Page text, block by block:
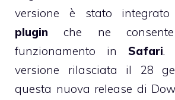
versione è stato
plugin che ne
funzionamento in Safari.
versione rilasciata il 28
questa nuova release di